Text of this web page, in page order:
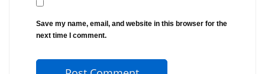
Save my name, email, and website in this browser for the
next time I comment.